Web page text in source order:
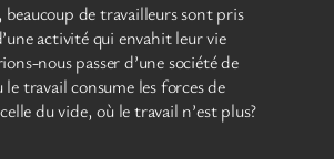
beaucoup de travailleurs sont pris
activité qui envahit leur vie
nous passer d’une société de
travail consume les forces de
du vide, où le travail n’est plus?